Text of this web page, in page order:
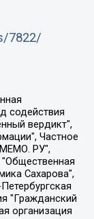
7822/
с ограниченной ответственностью "Апрельские тезисы", Данилович Ирина Брониславовна, Кашин Олег Владимирович, Петров Николай Владимирович, Пивоваров Алексей Владимирович, Соколов Михаил Владимирович, Цветкова Юлия Владимировна, Чичваркин Евгений Александрович, Комитет против пыток/Команда против пыток, Общество с ограниченной ответственностью "Первый научный", Общество с ограниченной ответственностью "Вертолет и ко", Белоцерковская Вероника Борисовна, Кац Максим Евгеньевич, Лазарева Татьяна Юрьевна, Шаведдинов Руслан Табризович, Яшин Илья Валерьевич, Общество с ограниченной ответственностью "Иноагент ААВ", Алешковский Дмитрий Петрович, Альбац Евгения Марковна, Быков Дмитрий Львович, Галямина Юлия Евгеньевна, Лойко Сергей Леонидович, Мартынов Кирилл Константинович, Медведев Сергей Александрович, Крашенинников Федор Геннадиевич, Гордеева Катерина Вл